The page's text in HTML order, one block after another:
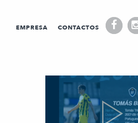
EMPRESA CONTACTOS